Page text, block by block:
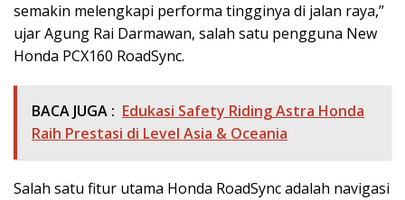
semakin melengkapi performa tingginya di jalan raya,”
ujar Agung Rai Darmawan, salah satu pengguna New
Honda PCX160 RoadSync.
BACA JUGA : Edukasi Safety Riding Astra Honda
Raih Prestasi di Level Asia & Oceania
Salah satu fitur utama Honda RoadSync adalah navigasi